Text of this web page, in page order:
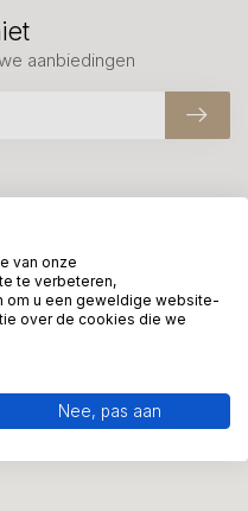
geven advies, bel of app
aanbiedingen
van onze
te verbeteren,
om u een geweldige website-
over de cookies die we
Nee, pas aan